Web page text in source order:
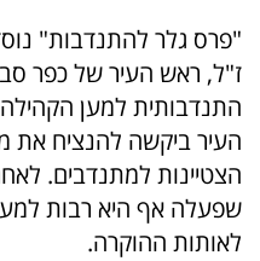
"פרס גלר להתנדבות"
ז"ל, ראש העיר של כפר
התנדבותית למען
העיר ביקשה להנציח את
הצטיינות למתנדבים.
שפעלה אף היא רבות
לאותות ההוקרה.